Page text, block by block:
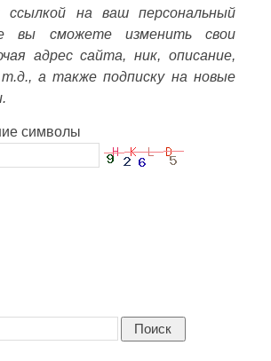
ссылкой на ваш персональный
вы сможете изменить свои
адрес сайта, ник, описание,
а также подписку на новые
символы
Поиск